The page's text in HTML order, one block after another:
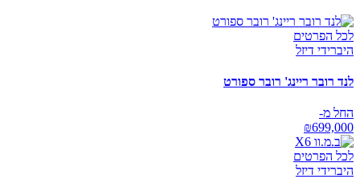
לכל הפרטים
היברידי דיזל
לנד רובר ריינג' רובר ספורט
החל מ-
₪699,000
לכל הפרטים
היברידי דיזל